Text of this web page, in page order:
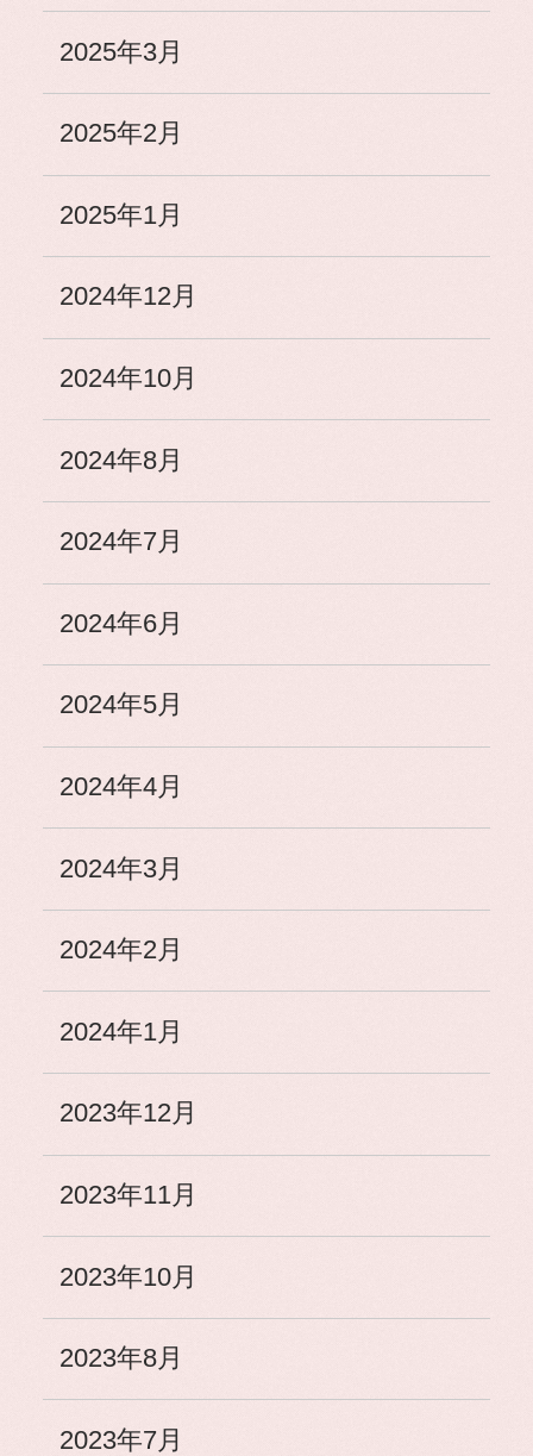
2025年3月
2025年2月
2025年1月
2024年12月
2024年10月
2024年8月
2024年7月
2024年6月
2024年5月
2024年4月
2024年3月
2024年2月
2024年1月
2023年12月
2023年11月
2023年10月
2023年8月
2023年7月